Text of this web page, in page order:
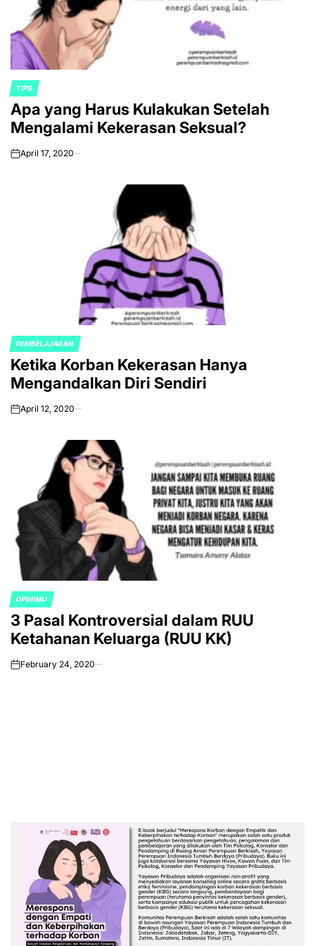
POSTED
IN
TIPS
Apa yang Harus Kulakukan Setelah
Mengalami Kekerasan Seksual?
onApril 17, 2020
POSTED
IN
PEMBELAJARAN
Ketika Korban Kekerasan Hanya
Mengandalkan Diri Sendiri
onApril 12, 2020
POSTED
IN
OPINIMU
3 Pasal Kontroversial dalam RUU
Ketahanan Keluarga (RUU KK)
onFebruary 24, 2020